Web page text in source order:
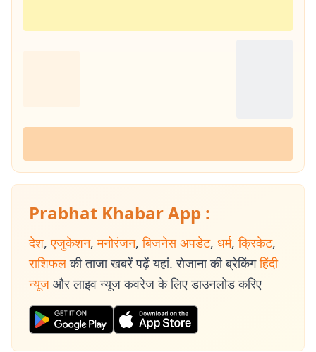
Prabhat Khabar App :
देश, एजुकेशन, मनोरंजन, बिजनेस अपडेट, धर्म, क्रिकेट,
राशिफल की ताजा खबरें पढ़ें यहां. रोजाना की ब्रेकिंग हिंदी
न्यूज और लाइव न्यूज कवरेज के लिए डाउनलोड करिए